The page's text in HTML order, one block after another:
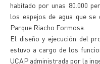
habitado por unas 80.000
los espejos de agua que se
Parque Riacho Formosa.
El diseño y ejecución del
estuvo a cargo de los
UCAP administrada por la